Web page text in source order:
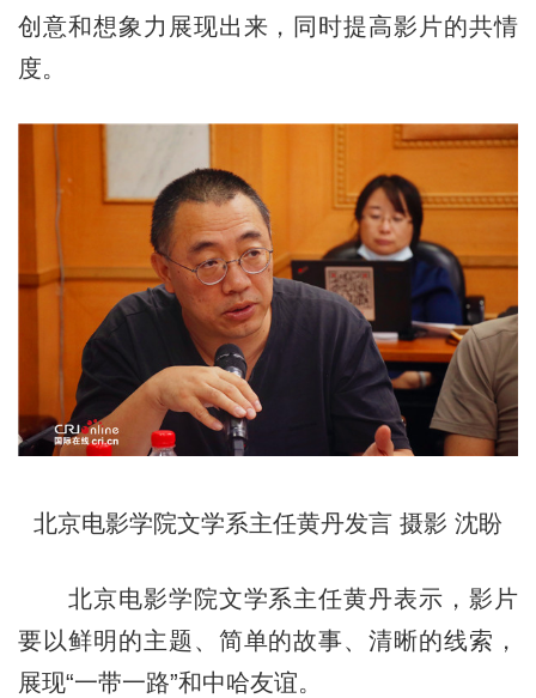
创意和想象力展现出来，同时提高影片的共情
度。
北京电影学院文学系主任黄丹发言 摄影 沈盼
北京电影学院文学系主任黄丹表示，影片
要以鲜明的主题、简单的故事、清晰的线索，
展现“一带一路”和中哈友谊。